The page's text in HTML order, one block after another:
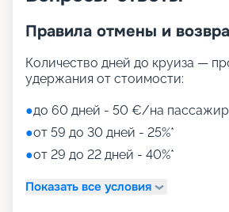
маршруты круизов на 2026 -
описание кают, фото
путевки, обзоры туристов. Вас
Правила отмены и
Количество дней до круиза —
удержания от стоимости:
●до 60 дней - 50 €/на
●от 59 до 30 дней - 25%*
●от 29 до 22 дней - 40%*
Показать все условия